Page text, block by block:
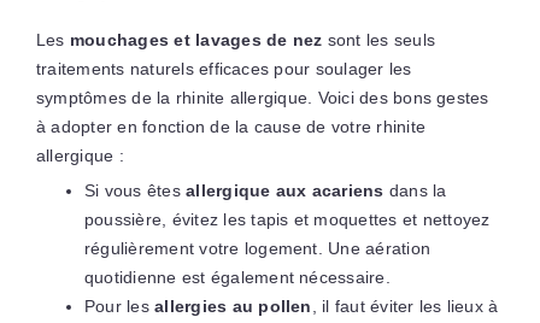
Les mouchages et lavages de nez sont les seuls
traitements naturels efficaces pour soulager les
symptômes de la rhinite allergique. Voici des bons gestes
à adopter en fonction de la cause de votre rhinite
allergique :
Si vous êtesallergique aux acariens dans la
poussière, évitez les tapis et moquettes et nettoyez
régulièrement votre logement. Une aération
quotidienne est également nécessaire.
Pour lesallergies au pollen
, il faut éviter les lieux à